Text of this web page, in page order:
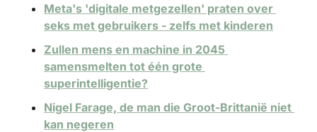
Meta's 'digitale metgezellen' praten over
seks met gebruikers - zelfs met kinderen
Zullen mens en machine in 2045
samensmelten tot één grote
superintelligentie?
Nigel Farage, de man die Groot-Brittanië niet
kan negeren